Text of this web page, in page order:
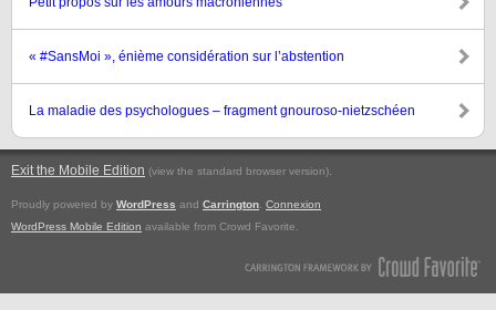
« #SansMoi », énième considération sur l’abstention
La maladie des psychologues – fragment gnouroso-nietzschéen
Exit the Mobile Edition (view the standard browser version).
Proudly powered by WordPress and Carrington Connexion
WordPress Mobile Edition available from Crowd Favorite.